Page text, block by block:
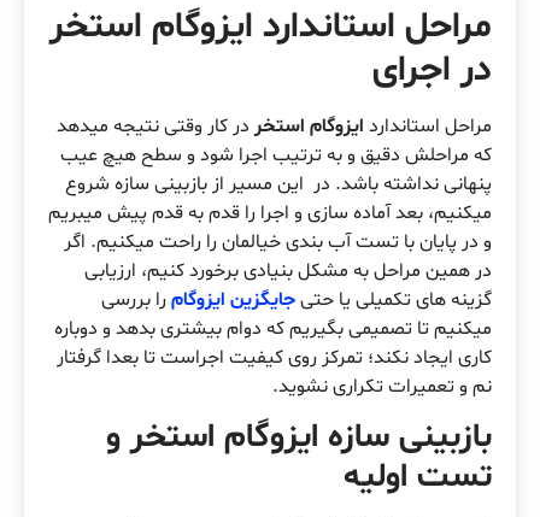
مراحل استاندارد ایزوگام استخر
در اجرای
مراحل استاندارد ایزوگام استخر در کار وقتی نتیجه میدهد
که مراحلش دقیق و به ترتیب اجرا شود و سطح هیچ عیب
پنهانی نداشته باشد. در این مسیر از بازبینی سازه شروع
میکنیم، بعد آماده سازی و اجرا را قدم به قدم پیش میبریم
و در پایان با تست آب بندی خیالمان را راحت میکنیم. اگر
در همین مراحل به مشکل بنیادی برخورد کنیم، ارزیابی
گزینه های تکمیلی یا حتیجایگزین ایزوگامرا بررسی
میکنیم تا تصمیمی بگیریم که دوام بیشتری بدهد و دوباره
کاری ایجاد نکند؛ تمرکز روی کیفیت اجراست تا بعدا گرفتار
نم و تعمیرات تکراری نشوید.
بازبینی سازه ایزوگام استخر و
تست اولیه